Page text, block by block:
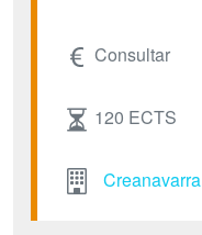
Consultar
120 ECTS
Creanavarra